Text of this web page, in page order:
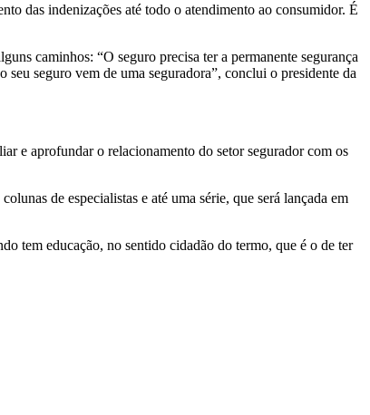
das indenizações até todo o atendimento ao consumidor. É
caminhos: “O seguro precisa ter a permanente segurança
seguro vem de uma seguradora”, conclui o presidente da
e aprofundar o relacionamento do setor segurador com os
de especialistas e até uma série, que será lançada em
tem educação, no sentido cidadão do termo, que é o de ter